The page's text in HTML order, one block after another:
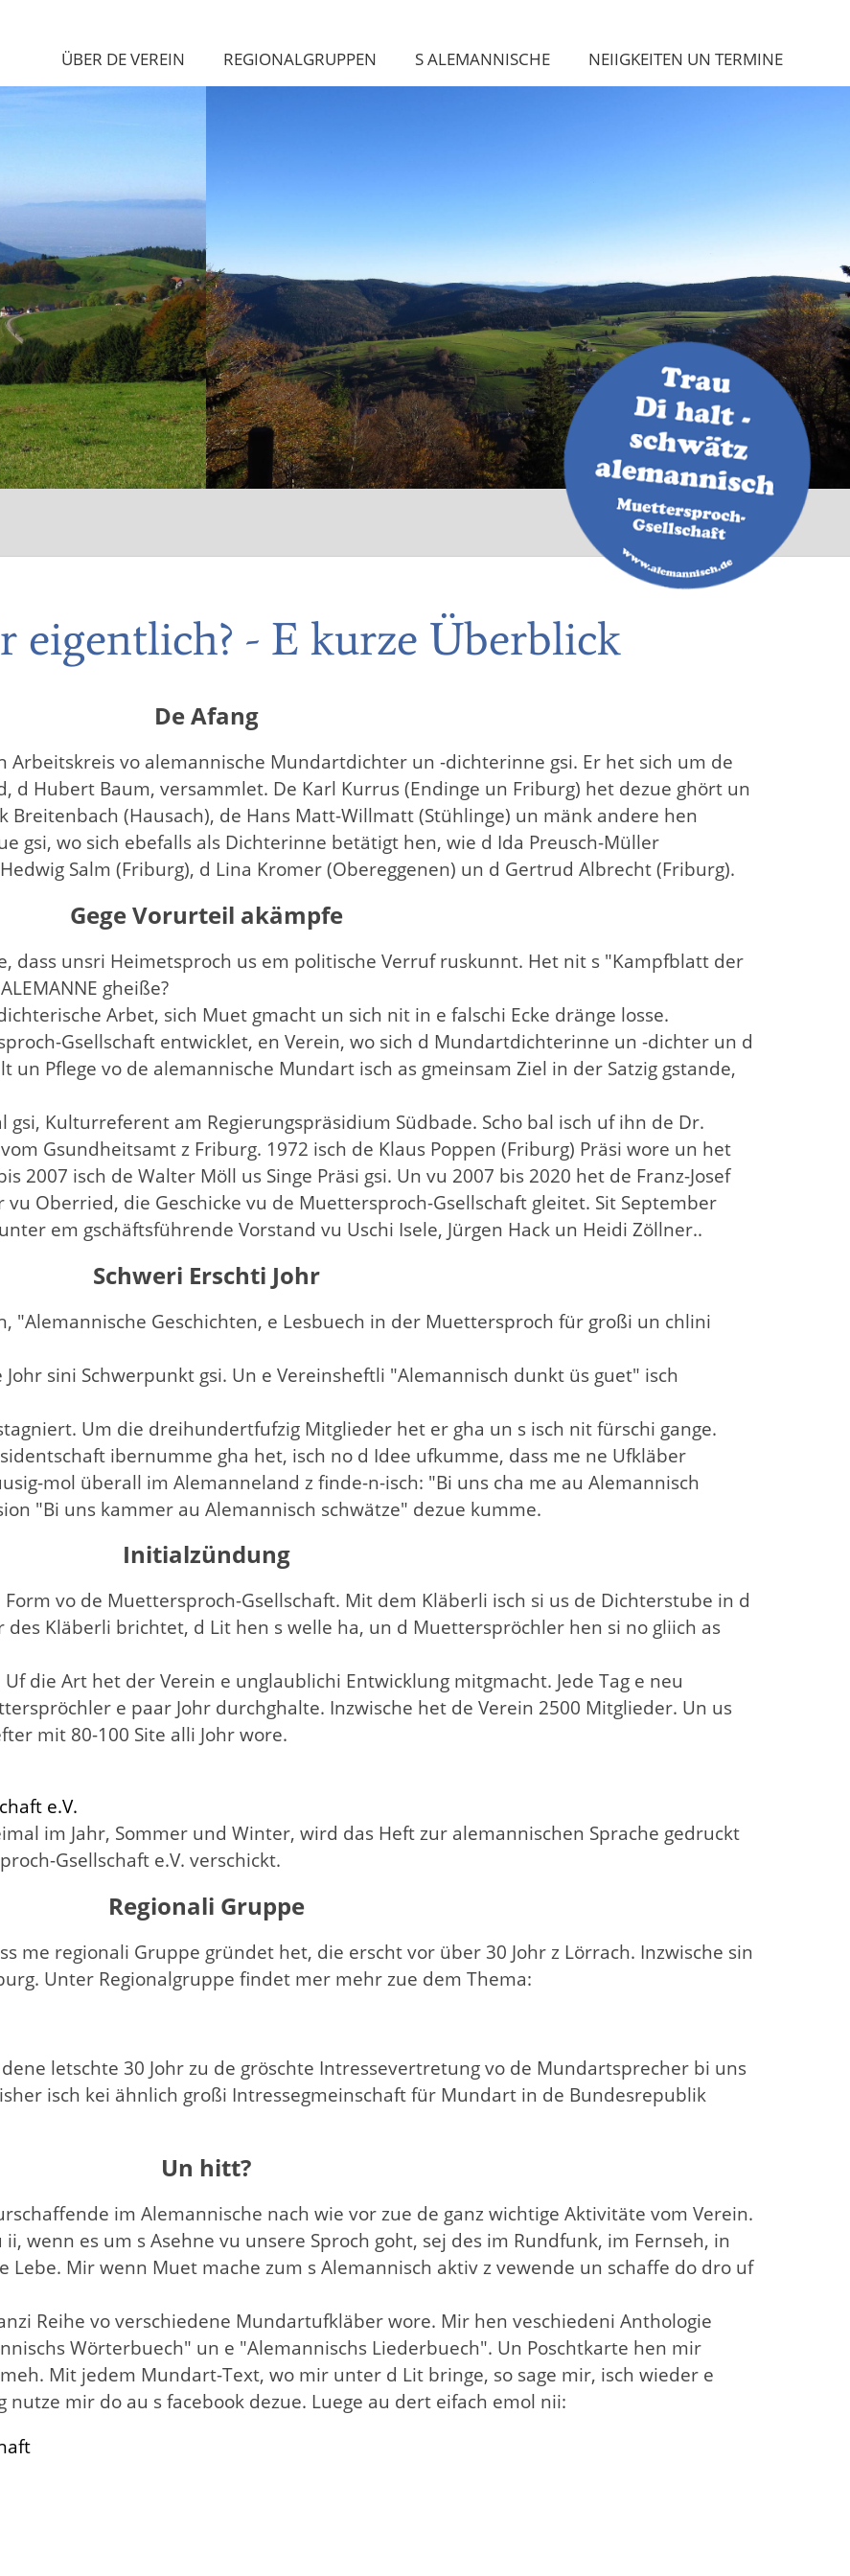
ÜBER DE VEREIN REGIONALGRUPPEN S ALEMANNISCHE NEIIGKEITEN UN TERMINE
eigentlich? - E kurze Überblick
De Afang
Arbeitskreis vo alemannische Mundartdichter un -dichterinne gsi. Er het sich um de
d Hubert Baum, versammlet. De Karl Kurrus (Endinge un Friburg) het dezue ghört un
Breitenbach (Hausach), de Hans Matt-Willmatt (Stühlinge) un mänk andere hen
gsi, wo sich ebefalls als Dichterinne betätigt hen, wie d Ida Preusch-Müller
Salm (Friburg), d Lina Kromer (Obereggenen) un d Gertrud Albrecht (Friburg).
Gege Vorurteil akämpfe
dass unsri Heimetsproch us em politische Verruf ruskunnt. Het nit s "Kampfblatt der
gheiße?
Arbet, sich Muet gmacht un sich nit in e falschi Ecke dränge losse.
Gsellschaft entwicklet, en Verein, wo sich d Mundartdichterinne un -dichter un d
un Pflege vo de alemannische Mundart isch as gmeinsam Ziel in der Satzig gstande,
gsi, Kulturreferent am Regierungspräsidium Südbade. Scho bal isch uf ihn de Dr.
Gsundheitsamt z Friburg. 1972 isch de Klaus Poppen (Friburg) Präsi wore un het
2007 isch de Walter Möll us Singe Präsi gsi. Un vu 2007 bis 2020 het de Franz-Josef
Oberried, die Geschicke vu de Muettersproch-Gsellschaft gleitet. Sit September
em gschäftsführende Vorstand vu Uschi Isele, Jürgen Hack un Heidi Zöllner..
Schweri Erschti Johr
"Alemannische Geschichten, e Lesbuech in der Muettersproch für großi un chlini
sini Schwerpunkt gsi. Un e Vereinsheftli "Alemannisch dunkt üs guet" isch
Um die dreihundertfufzig Mitglieder het er gha un s isch nit fürschi gange.
ibernumme gha het, isch no d Idee ufkumme, dass me ne Ufkläber
mol überall im Alemanneland z finde-n-isch: "Bi uns cha me au Alemannisch
"Bi uns kammer au Alemannisch schwätze" dezue kumme.
Initialzündung
vo de Muettersproch-Gsellschaft. Mit dem Kläberli isch si us de Dichterstube in d
Kläberli brichtet, d Lit hen s welle ha, un d Muetterspröchler hen si no gliich as
die Art het der Verein e unglaublichi Entwicklung mitgmacht. Jede Tag e neu
e paar Johr durchghalte. Inzwische het de Verein 2500 Mitglieder. Un us
mit 80-100 Site alli Johr wore.
e.V.
im Jahr, Sommer und Winter, wird das Heft zur alemannischen Sprache gedruckt
Gsellschaft e.V. verschickt.
Regionali Gruppe
me regionali Gruppe gründet het, die erscht vor über 30 Johr z Lörrach. Inzwische sin
Unter Regionalgruppe findet mer mehr zue dem Thema:
letschte 30 Johr zu de gröschte Intressevertretung vo de Mundartsprecher bi uns
isch kei ähnlich großi Intressegmeinschaft für Mundart in de Bundesrepublik
Un hitt?
im Alemannische nach wie vor zue de ganz wichtige Aktivitäte vom Verein.
wenn es um s Asehne vu unsere Sproch goht, sej des im Rundfunk, im Fernseh, in
Lebe. Mir wenn Muet mache zum s Alemannisch aktiv z vewende un schaffe do dro uf
Reihe vo verschiedene Mundartufkläber wore. Mir hen veschiedeni Anthologie
Wörterbuech" un e "Alemannischs Liederbuech". Un Poschtkarte hen mir
Mit jedem Mundart-Text, wo mir unter d Lit bringe, so sage mir, isch wieder e
mir do au s facebook dezue. Luege au dert eifach emol nii: